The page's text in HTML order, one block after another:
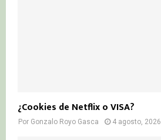
¿Cookies de Netflix o VISA?
Por Gonzalo Royo Gasca 4 agosto, 2026